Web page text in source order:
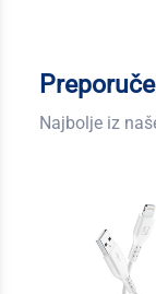
Najbolje iz